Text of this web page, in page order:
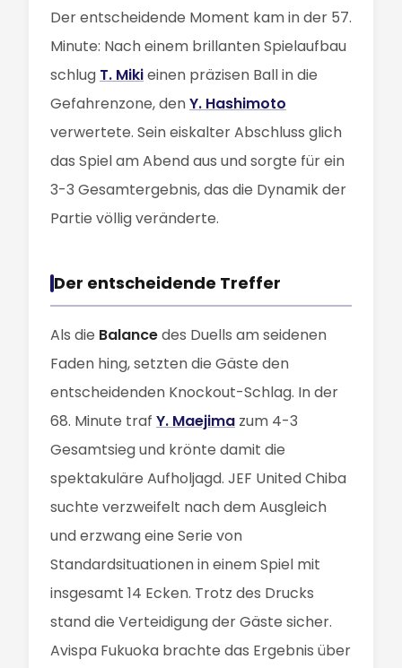
Der entscheidende Moment kam in der 57.
Minute: Nach einem brillanten Spielaufbau
schlug T. Mikieinen präzisen Ball in die
Gefahrenzone, denY. Hashimoto
verwertete. Sein eiskalter Abschluss glich
das Spiel am Abend aus und sorgte für ein
3-3 Gesamtergebnis, das die Dynamik der
Partie völlig veränderte.
Der entscheidende Treffer
Als die Balancedes Duells am seidenen
Faden hing, setzten die Gäste den
entscheidenden Knockout-Schlag. In der
68. Minute traf Y. Maejima zum 4-3
Gesamtsieg und krönte damit die
spektakuläre Aufholjagd. JEF United Chiba
suchte verzweifelt nach dem Ausgleich
und erzwang eine Serie von
Standardsituationen in einem Spiel mit
insgesamt 14 Ecken. Trotz des Drucks
stand die Verteidigung der Gäste sicher.
Avispa Fukuoka brachte das Ergebnis über